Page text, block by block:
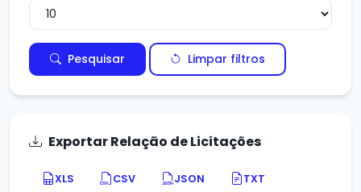
Pesquisar Limpar filtros
Exportar Relação de Licitações
XLS CSV JSON TXT